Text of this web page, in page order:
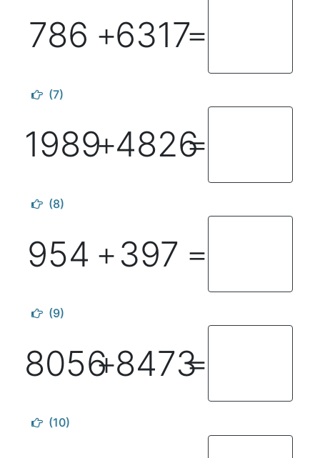
786 ＋6317＝
(7)
1989＋4826
＝
(8)
954 ＋ 397 ＝
(9)
8056＋8473
＝
(10)